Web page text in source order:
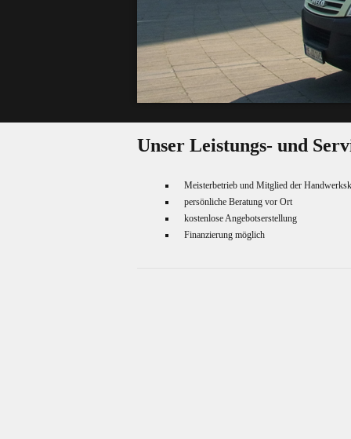
Unser Leistungs- und
Meisterbetrieb und Mitglied der
persönliche Beratung vor Ort
kostenlose Angebotserstellung
Finanzierung möglich